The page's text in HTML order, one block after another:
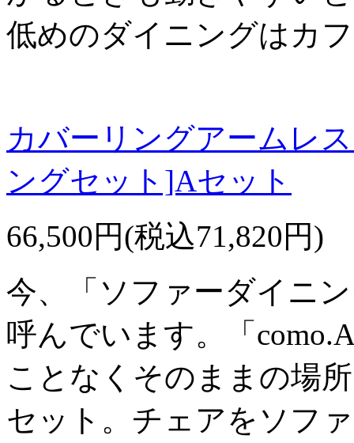
低めのダイニングはカ
カバーリングアームレ
ングセット]Aセット
66,500円(税込71,820円)
今、「ソファーダイニ
呼んでいます。「
ことなくそのままの場
セット。チェアをソフ